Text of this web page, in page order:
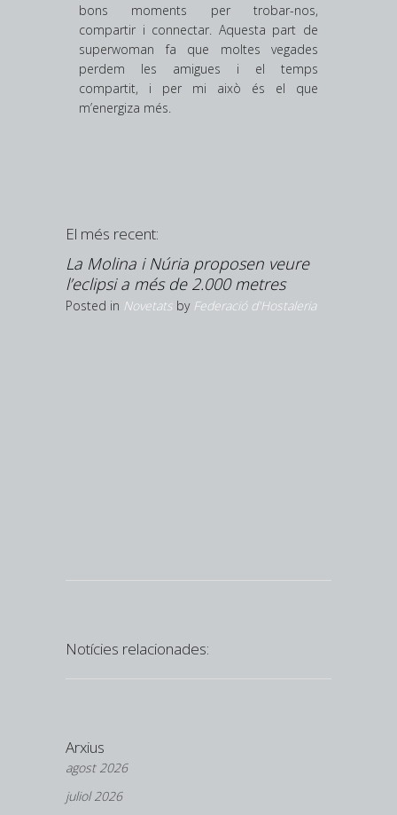
bons moments per trobar-nos,
compartir i connectar. Aquesta part de
superwoman fa que moltes vegades
perdem les amigues i el temps
compartit, i per mi això és el que
m’energiza més.
El més recent:
La Molina i Núria proposen veure
l’eclipsi a més de 2.000 metres
Posted in Novetats by Federació d'Hostaleria
Notícies relacionades:
Arxius
agost 2026
juliol 2026